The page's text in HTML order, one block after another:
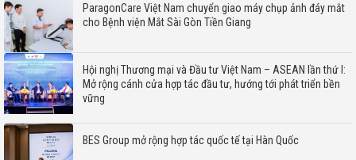
ParagonCare Việt Nam chuyển giao máy chụp ảnh đáy mắt
cho Bệnh viện Mắt Sài Gòn Tiền Giang
Hội nghị Thương mại và Đầu tư Việt Nam – ASEAN lần thứ I:
Mở rộng cánh cửa hợp tác đầu tư, hướng tới phát triển bền
vững
BES Group mở rộng hợp tác quốc tế tại Hàn Quốc